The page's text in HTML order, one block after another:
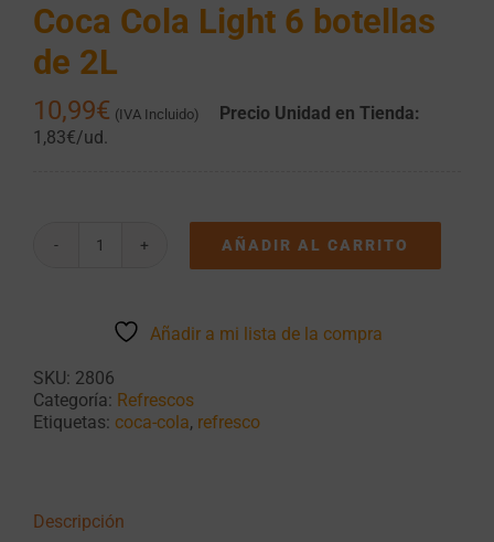
Coca Cola Light 6 botellas
de 2L
10,99€ (IVA Incluido)
Precio Unidad en Tienda:
1,83€/ud.
Coca
botellas
2L
cantidad
AÑADIR AL CARRITO
Añadir a mi lista de la compra
SKU: 2806
Categoría: Refrescos
Etiquetas: coca-cola, refresco
Descripción